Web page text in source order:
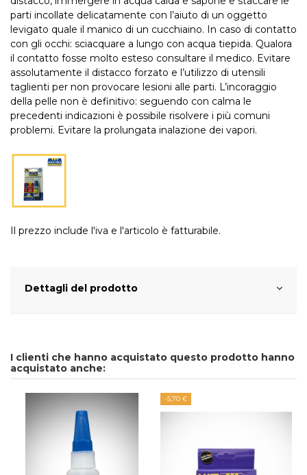
parti incollate delicatamente con l’aiuto di un oggetto
levigato quale il manico di un cucchiaino. In caso di contatto
con gli occhi: sciacquare a lungo con acqua tiepida. Qualora
il contatto fosse molto esteso consultare il medico. Evitare
assolutamente il distacco forzato e l’utilizzo di utensili
taglienti per non provocare lesioni alle parti. L’incoraggio
della pelle non è definitivo: seguendo con calma le
precedenti indicazioni è possibile risolvere i più comuni
problemi. Evitare la prolungata inalazione dei vapori.
Il prezzo include l'iva e l'articolo è fatturabile.
Dettagli del prodotto
I clienti che hanno acquistato questo prodotto hanno
acquistato anche:
-5,70 €